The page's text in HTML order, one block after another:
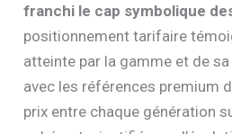
franchi le cap symbolique
positionnement tarifaire
atteinte par la gamme et de
avec les références premium
prix entre chaque génération